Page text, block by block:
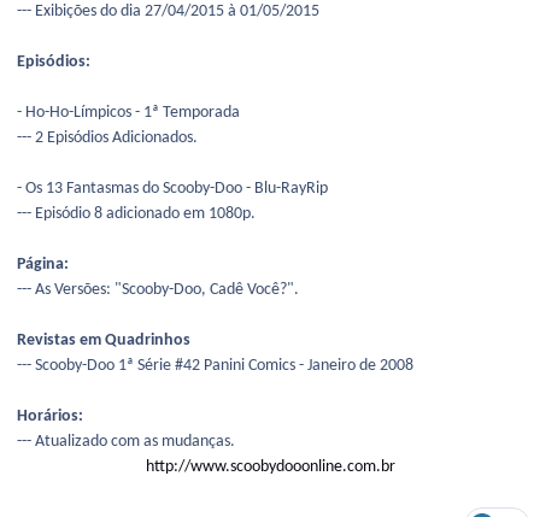
--- Exibições do dia 27/04/2015 à 01/05/2015
Episódios:
- Ho-Ho-Límpicos - 1ª Temporada
--- 2 Episódios Adicionados.
- Os 13 Fantasmas do Scooby-Doo - Blu-RayRip
--- Episódio 8 adicionado em 1080p.
Página:
--- As Versões: "Scooby-Doo, Cadê Você?".
Revistas em Quadrinhos
--- Scooby-Doo 1ª Série #42 Panini Comics - Janeiro de 2008
Horários:
--- Atualizado com as mudanças.
http://www.scoobydooonline.com.br